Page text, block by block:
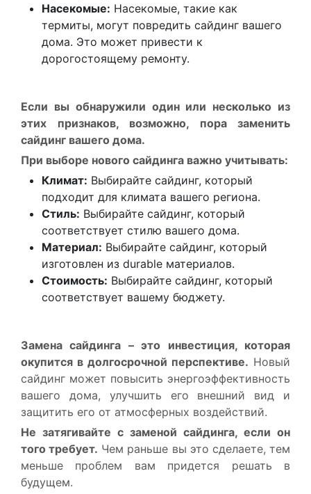
Насекомые: Насекомые, такие как
термиты, могут повредить сайдинг вашего
дома. Это может привести к
дорогостоящему ремонту.
Если вы обнаружили один или несколько из
этих признаков, возможно, пора заменить
сайдинг вашего дома.
При выборе нового сайдинга важно учитывать:
Климат: Выбирайте сайдинг, который
подходит для климата вашего региона.
Стиль: Выбирайте сайдинг, который
соответствует стилю вашего дома.
Материал: Выбирайте сайдинг, который
изготовлен из durable материалов.
Стоимость: Выбирайте сайдинг, который
соответствует вашему бюджету.
Замена сайдинга – это инвестиция, которая
окупится в долгосрочной перспективе. Новый
сайдинг может повысить энергоэффективность
вашего дома, улучшить его внешний вид и
защитить его от атмосферных воздействий.
Не затягивайте с заменой сайдинга, если он
того требует. Чем раньше вы это сделаете, тем
меньше проблем вам придется решать в
будущем.